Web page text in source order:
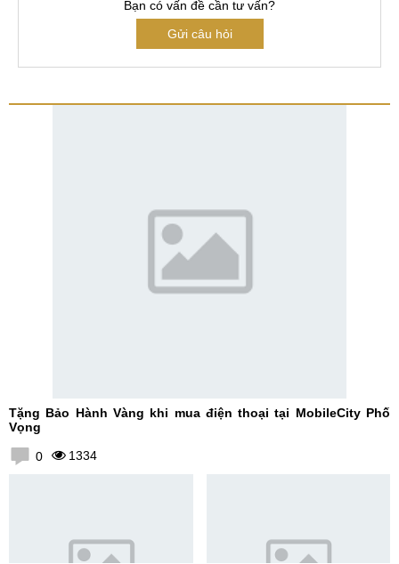
Bạn có vấn đề cần tư vấn?
Gửi câu hỏi
Tặng Bảo Hành Vàng khi mua điện thoại tại MobileCity Phố
Vọng
0 1334